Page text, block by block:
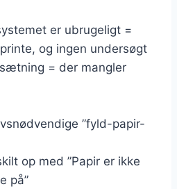
er ubrugeligt =
og ingen undersøgt
= der mangler
”fyld-papir-
op med ”Papir er ikke
på”